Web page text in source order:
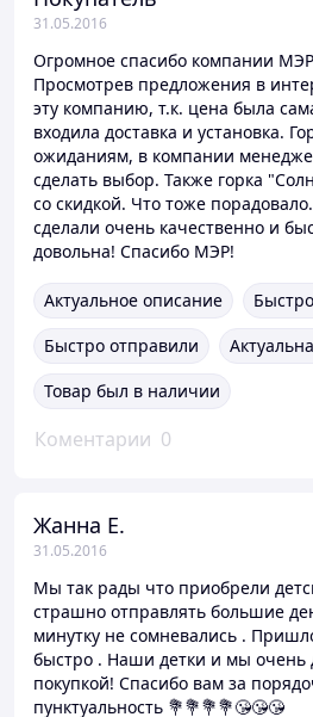
31.05.2016
Огромное спасибо компании
Просмотрев предложения в
эту компанию, т.к. цена была
входила доставка и установка.
ожиданиям, в компании
сделать выбор. Также горка
со скидкой. Что тоже
сделали очень качественно и
довольна! Спасибо МЭР!
Актуальное описание
Быстро отправили
Товар был в наличии
Коментарии 0
Жанна Е.
31.05.2016
Мы так рады что приобрели
страшно отправлять большие
минутку не сомневались .
быстро . Наши детки и мы очень
покупкой! Спасибо вам за
пунктуальность 💐💐💐💐😘😘😘